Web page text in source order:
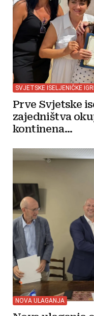
SVJETSKE ISELJENIČKE
Prve Svjetske
zajedništva
kontinena...
NOVA ULAGANJA